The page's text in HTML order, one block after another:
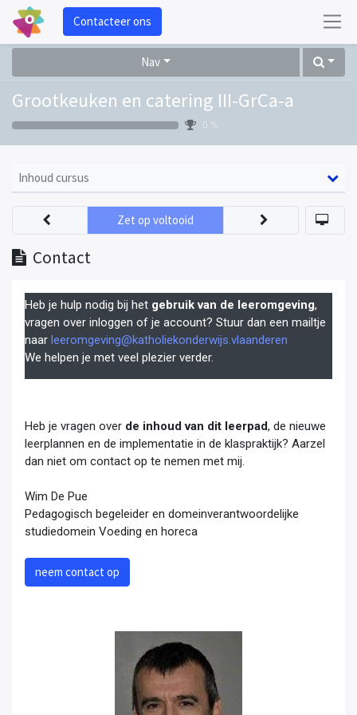
Contacteer ons
Nav
Grootkeuken en catering III-GrCa-a
0 %
Inhoud cursus
Contact
Zet op voltooid
Heb je hulp nodig bij het gebruik van de leeromgeving,
vragen over inloggen of je account? Stuur dan een mailtje
naar leeromgeving@katholiekonderwijs.vlaanderen
We helpen je met veel plezier verder.
Heb je vragen over de inhoud van dit leerpad, de nieuwe
leerplannen en de implementatie in de klaspraktijk? Aarzel
dan niet om contact op te nemen met mij.
Wim De Pue
Pedagogisch begeleider en domeinverantwoordelijke
studiedomein Voeding en horeca
neem contact op